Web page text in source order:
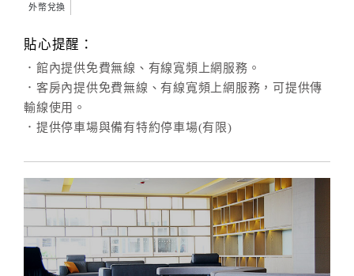
外幣兌換
貼心提醒：
．館內提供免費無線、有線寬頻上網服務。
．客房內提供免費無線、有線寬頻上網服務，可提供傳
輸線使用。
．提供停車場與備有特約停車場(有限)